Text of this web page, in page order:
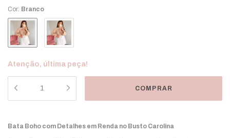
Cor: Branco
Atenção, última peça!
Bata Boho com Detalhes em Renda no Busto Carolina